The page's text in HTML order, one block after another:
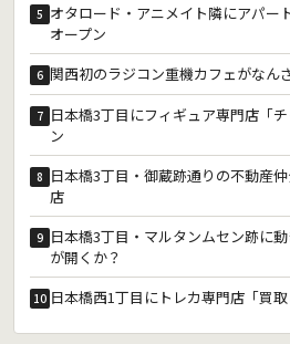
5 オタロード・アニメイト隣にアパー
オープン
6 関西初のラジコン重機カフェがなん
7 日本橋3丁目にフィギュア専門店「
ン
8 日本橋3丁目・御蔵跡通りの不動産
店
9 日本橋3丁目・マルタンムセン跡に
が開くか？
10 日本橋西1丁目にトレカ専門店「買